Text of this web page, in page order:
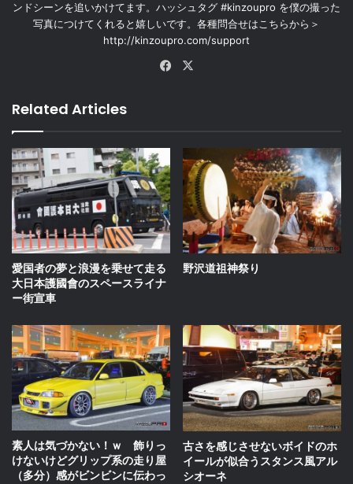
ンドシーンを追いかけてます。ハッシュタグ #kinzoupro を僕の撮った
写真につけてくれると嬉しいです。各種問合せはこちらから＞
http://kinzoupro.com/support
Facebook
Related Articles
愛国者の夢と浪漫を乗せて走る
大日本護國會のスペースライナ
ー街宣車
野沢道祖神祭り
素人は気づかない！ｗ 飾りっ
けないけどグリップ系の走り屋
（多分）感がビンビンに伝わっ
古さを感じさせないボイドのホ
イールが似合うスタンス風アル
シオーネ